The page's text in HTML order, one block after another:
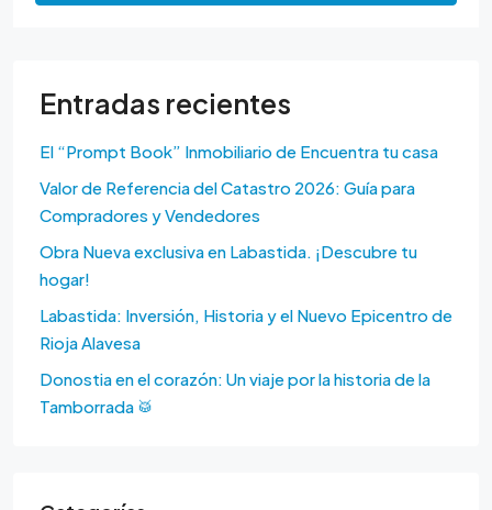
Entradas recientes
El “Prompt Book” Inmobiliario de Encuentra tu casa
Valor de Referencia del Catastro 2026: Guía para
Compradores y Vendedores
Obra Nueva exclusiva en Labastida. ¡Descubre tu
hogar!
Labastida: Inversión, Historia y el Nuevo Epicentro de
Rioja Alavesa
Donostia en el corazón: Un viaje por la historia de la
Tamborrada 🥁